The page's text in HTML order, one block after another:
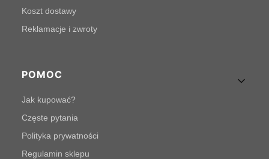
Koszt dostawy
Reklamacje i zwroty
POMOC
Jak kupować?
Częste pytania
Polityka prywatności
Regulamin sklepu